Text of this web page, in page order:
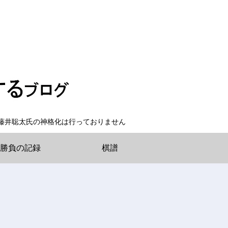
聡太氏の神格化は行っておりません
勝負の記録 棋譜